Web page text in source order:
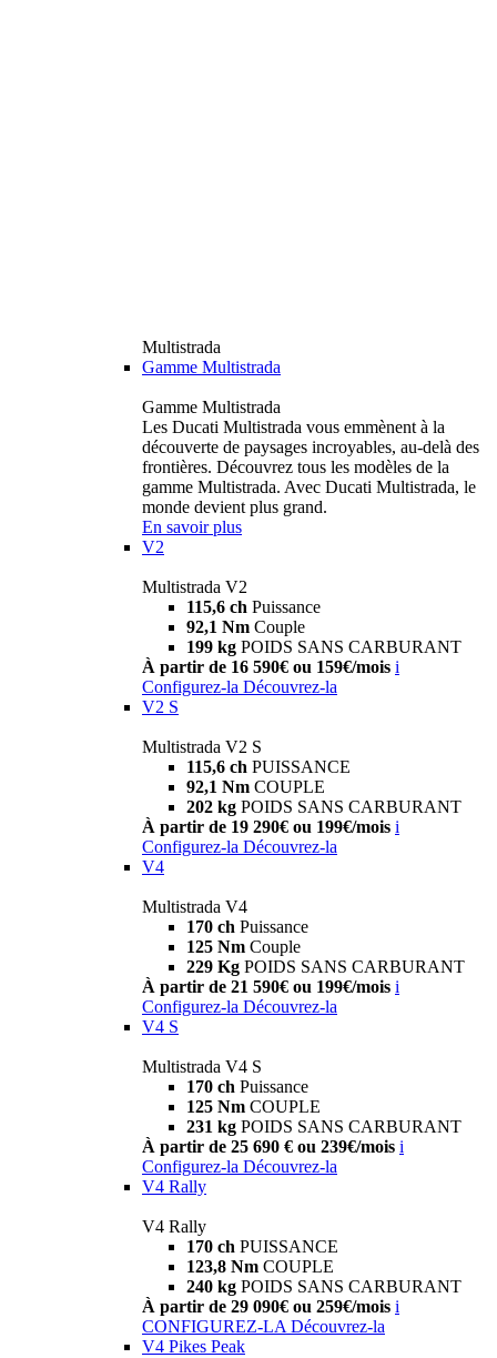
Multistrada
Gamme Multistrada
Gamme Multistrada
Les Ducati Multistrada vous emmènent à la
découverte de paysages incroyables, au-delà des
frontières. Découvrez tous les modèles de la
gamme Multistrada. Avec Ducati Multistrada, le
monde devient plus grand.
En savoir plus
V2
Multistrada V2
115,6 ch Puissance
92,1 Nm Couple
199 kg POIDS SANS CARBURANT
À partir de 16 590€ ou 159€/mois i
Configurez-la Découvrez-la
V2 S
Multistrada V2 S
115,6 ch PUISSANCE
92,1 Nm COUPLE
202 kg POIDS SANS CARBURANT
À partir de 19 290€ ou 199€/mois i
Configurez-la Découvrez-la
V4
Multistrada V4
170 ch Puissance
125 Nm Couple
229 Kg POIDS SANS CARBURANT
À partir de 21 590€ ou 199€/mois i
Configurez-la Découvrez-la
V4 S
Multistrada V4 S
170 ch Puissance
125 Nm COUPLE
231 kg POIDS SANS CARBURANT
À partir de 25 690 € ou 239€/mois i
Configurez-la Découvrez-la
V4 Rally
V4 Rally
170 ch PUISSANCE
123,8 Nm COUPLE
240 kg POIDS SANS CARBURANT
À partir de 29 090€ ou 259€/mois i
CONFIGUREZ-LA Découvrez-la
V4 Pikes Peak